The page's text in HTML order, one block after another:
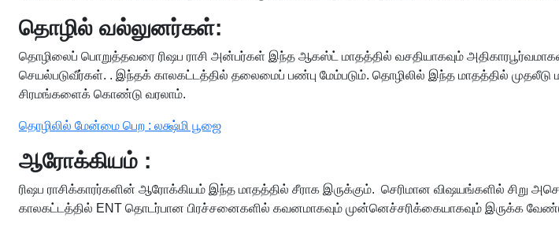
தொழில் வல்லுனர்கள்:
தொழிலைப் பொறுத்தவரை ரிஷப ராசி அன்பர்கள் இந்த ஆகஸ்ட் மாதத்தில் வசதியாகவும்
செயல்படுவீர்கள். . இந்தக் காலகட்டத்தில் தலைமைப் பண்பு மேம்படும். தொழிலில் இந்த மாதத்தில்
சிரமங்களைக் கொண்டு வரலாம்.
தொழிலில் மேன்மை பெற : லக்ஷ்மி பூஜை
ஆரோக்கியம் :
ரிஷப ராசிக்காரர்களின் ஆரோக்கியம் இந்த மாதத்தில் சீராக இருக்கும். செரிமான விஷயங்களில் சிறு
காலகட்டத்தில் ENT தொடர்பான பிரச்சனைகளில் கவனமாகவும் முன்னெச்சரிக்கையாகவும் இருக்க